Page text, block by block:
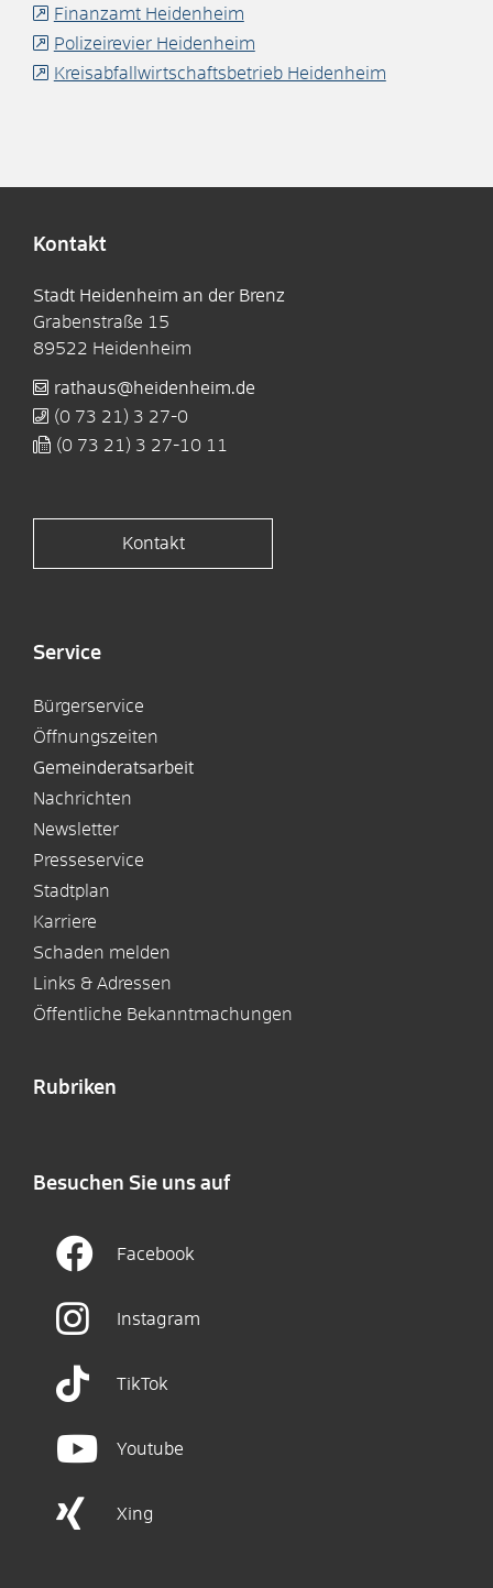
Finanzamt Heidenheim
Polizeirevier Heidenheim
Kreisabfallwirtschaftsbetrieb Heidenheim
Kontakt
Stadt Heidenheim an der Brenz
Grabenstraße 15
89522 Heidenheim
rathaus@heidenheim.de
(0 73 21) 3 27-0
(0 73 21) 3 27-10 11
Kontakt
Service
Bürgerservice
Öffnungszeiten
Gemeinderatsarbeit
Nachrichten
Newsletter
Presseservice
Stadtplan
Karriere
Schaden melden
Links & Adressen
Öffentliche Bekanntmachungen
Rubriken
Besuchen Sie uns auf
Facebook
Instagram
TikTok
Youtube
Xing